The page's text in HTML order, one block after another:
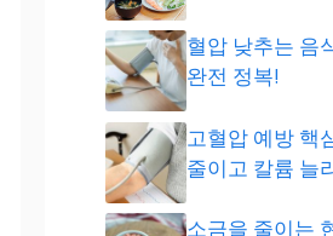
혈압 낮추는 음
완전 정복!
고혈압 예방 핵
줄이고 칼륨 늘
소금을 줄이는